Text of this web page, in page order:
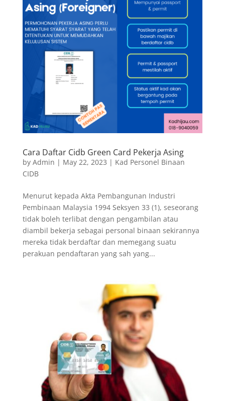
Cara Daftar Cidb Green Card Pekerja Asing
by Admin | May 22, 2023 | Kad Personel Binaan
CIDB
Menurut kepada Akta Pembangunan Industri
Pembinaan Malaysia 1994 Seksyen 33 (1), seseorang
tidak boleh terlibat dengan pengambilan atau
diambil bekerja sebagai personal binaan sekirannya
mereka tidak berdaftar dan memegang suatu
perakuan pendaftaran yang sah yang...